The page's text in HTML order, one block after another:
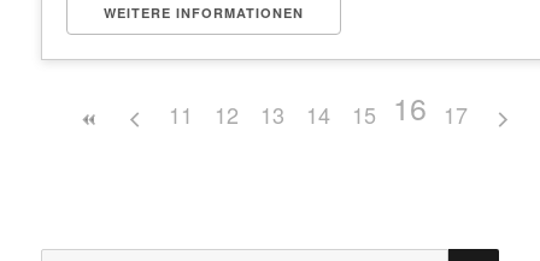
WEITERE INFORMATIONEN
11 12 13 14 15 16 17